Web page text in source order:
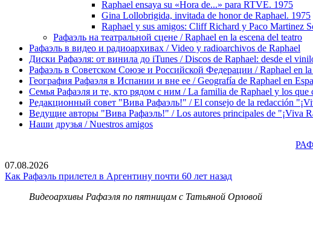
Raphael ensaya su «Hora de...» para RTVE. 1975
Gina Lollobrigida, invitada de honor de Raphael. 1975
Raphael y sus amigos: Cliff Richard y Paco Martinez
Рафаэль на театральной сцене / Raphael en la escena del teatro
Рафаэль в видео и радиоархивах / Video y radioarchivos de Raphael
Диски Рафаэля: от винила до iTunes / Discos de Raphael: desde el
Рафаэль в Советском Союзе и Российской Федерации / Raphael en
География Рафаэля в Испании и вне ее / Geografía de Raphael en
Семья Рафаэля и те, кто рядом с ним / La familia de Raphael y los que
Редакционный совет "Вива Рафаэль!" / El consejo de la redacción
Ведущие авторы "Вива Рафаэль!" / Los autores principales de "¡Viva
Наши друзья / Nuestros amigos
07.08.2026
Как Рафаэль прилетел в Аргентину почти 60 лет назад
Видеоархивы Рафаэля по пятницам с Татьяной Орловой